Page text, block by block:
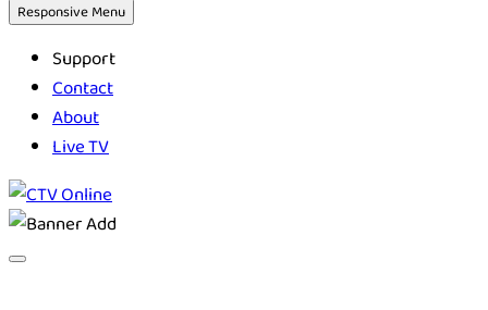
Responsive Menu
Support
Contact
About
Live TV
CTV Online